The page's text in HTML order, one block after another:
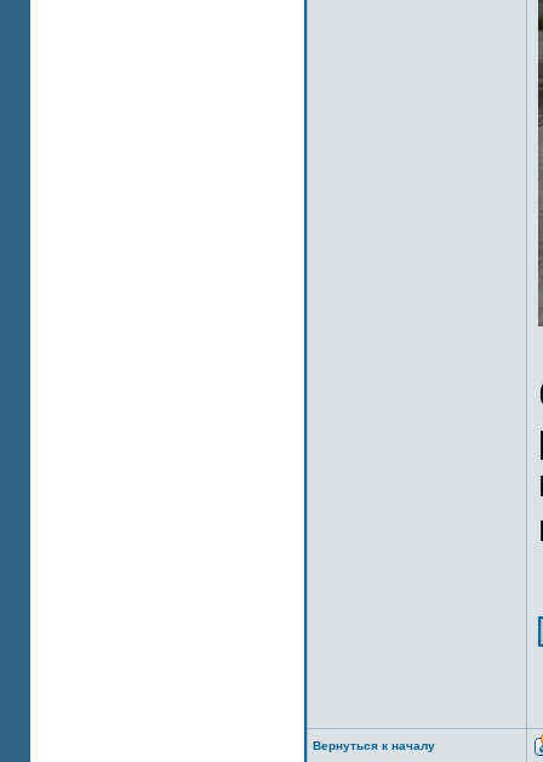
Вернуться к началу